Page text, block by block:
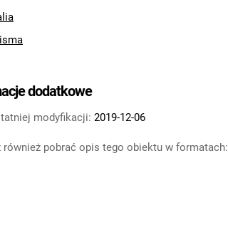
dodatkowe
modyfikacji: 2019-12-06
również pobrać opis tego obiektu w formatach: